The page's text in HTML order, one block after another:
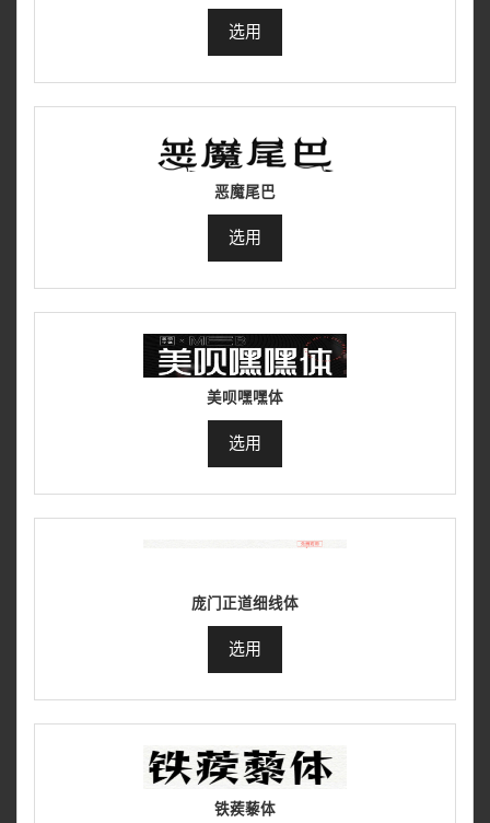
选用
恶魔尾巴
选用
美呗嘿嘿体
选用
庞门正道细线体
选用
铁蒺藜体